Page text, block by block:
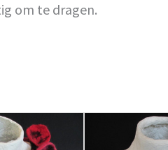
om te dragen.